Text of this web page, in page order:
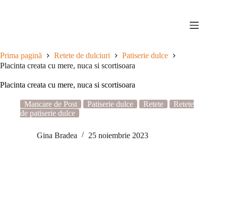
Prima pagină Retete de dulciuri
Patiserie dulce
Placinta creata cu mere, nuca si scortisoara
Placinta creata cu mere, nuca si scortisoara
Mancare de Post Patiserie dulce Retete
Retete
de patiserie dulce
Gina Bradea 25 noiembrie 2023